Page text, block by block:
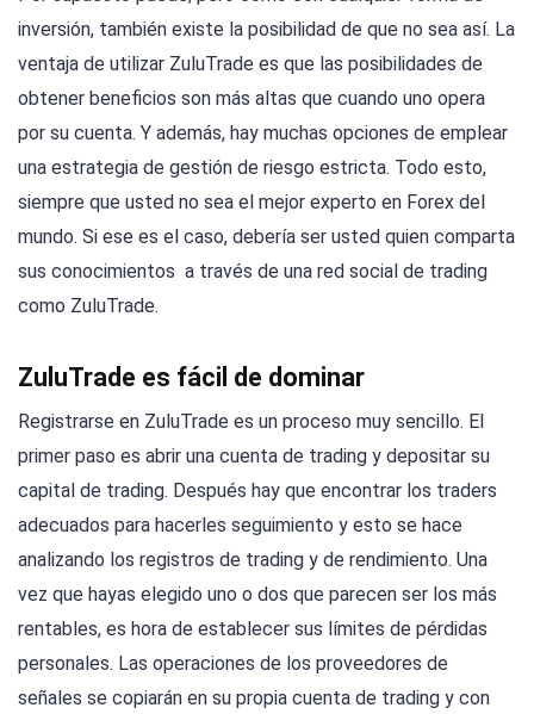
inversión, también existe la posibilidad de que no sea así. La
ventaja de utilizar ZuluTrade es que las posibilidades de
obtener beneficios son más altas que cuando uno opera
por su cuenta. Y además, hay muchas opciones de emplear
una estrategia de gestión de riesgo estricta. Todo esto,
siempre que usted no sea el mejor experto en Forex del
mundo. Si ese es el caso, debería ser usted quien comparta
sus conocimientos a través de una red social de trading
como ZuluTrade.
ZuluTrade es fácil de dominar
Registrarse en ZuluTrade es un proceso muy sencillo. El
primer paso es abrir una cuenta de trading y depositar su
capital de trading. Después hay que encontrar los traders
adecuados para hacerles seguimiento y esto se hace
analizando los registros de trading y de rendimiento. Una
vez que hayas elegido uno o dos que parecen ser los más
rentables, es hora de establecer sus límites de pérdidas
personales. Las operaciones de los proveedores de
señales se copiarán en su propia cuenta de trading y con